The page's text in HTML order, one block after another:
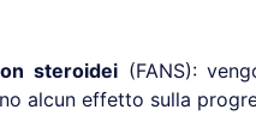
steroidei(FANS):
alcun effetto sulla